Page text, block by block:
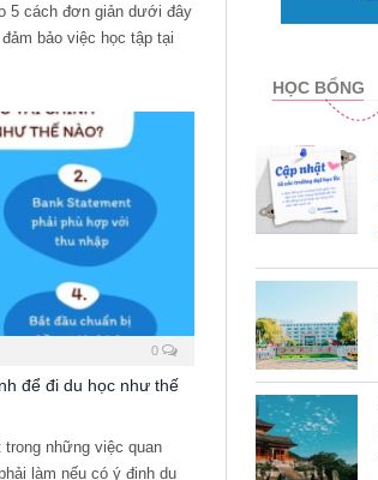
5 cách đơn giản dưới đây
bảo việc học tập tại
0
để đi du học như thế
những việc quan
làm nếu có ý định du
HỌC BỔNG